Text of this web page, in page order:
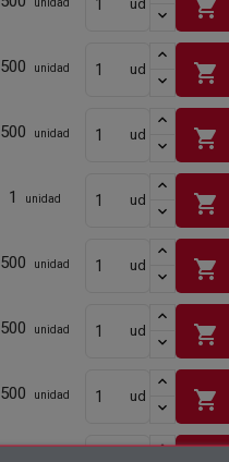
unidad ud shopping_cart
500 unidad ud shopping_cart
500 unidad ud shopping_cart
1 unidad ud shopping_cart
500 unidad ud shopping_cart
500 unidad ud shopping_cart
500 unidad ud shopping_cart